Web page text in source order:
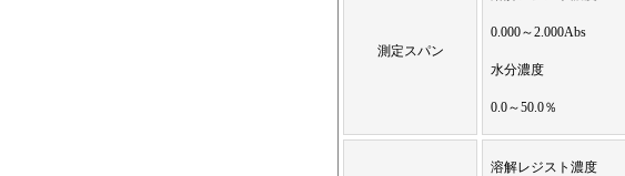
測定スパン
0.000～2.000Abs
水分濃度
0.0～50.0％
溶解レジスト濃度